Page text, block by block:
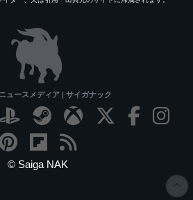
ュースメディア | サイガナック
© Saiga NAK